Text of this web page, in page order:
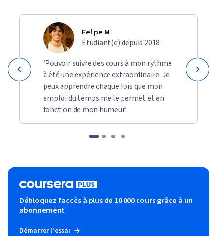
Felipe M.
Étudiant(e) depuis 2018
’Pouvoir suivre des cours à mon rythme
à été une expérience extraordinaire. Je
peux apprendre chaque fois que mon
emploi du temps me le permet et en
fonction de mon humeur.’
Débloquez l'accès à plus de 10 000 cours grâce à un
abonnement
Démarrer l'essai